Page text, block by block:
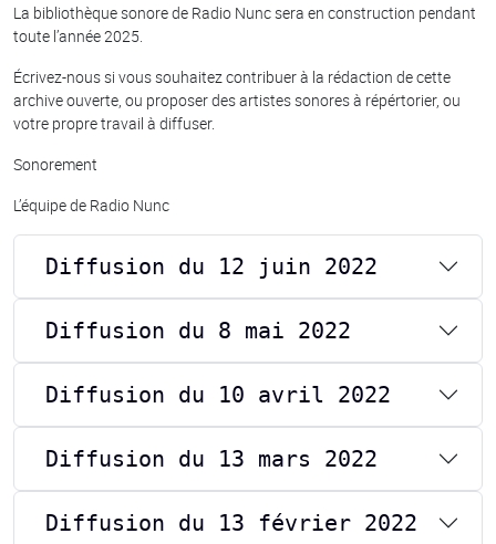
La bibliothèque sonore de Radio Nunc sera en construction pendant
toute l’année 2025.
Écrivez-nous si vous souhaitez contribuer à la rédaction de cette
archive ouverte, ou proposer des artistes sonores à répértorier, ou
votre propre travail à diffuser.
Sonorement
L’équipe de Radio Nunc
Diffusion du 12 juin 2022
Diffusion du 8 mai 2022
Diffusion du 10 avril 2022
Diffusion du 13 mars 2022
Diffusion du 13 février 2022